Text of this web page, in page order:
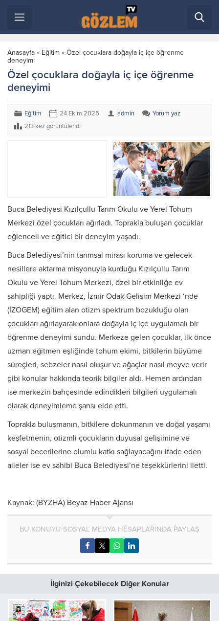
Anasayfa » Eğitim » Özel çocuklara doğayla iç içe öğrenme
deneyimi
Özel çocuklara doğayla iç içe öğrenme
deneyimi
Eğitim 24 Ekim 2025 admin
Yorum yaz
213 kez görüntülendi
Buca Belediyesi Kızılçullu Tarım Okulu ve Yerel Tohum
Merkezi özel çocukları ağırladı. Toprakla buluşan çocuklar
eğlenceli ve eğitici bir deneyim yaşadı.
Buca Belediyesi’nin tarımsal mirası koruma ve gelecek
nesillere aktarma misyonuyla kurduğu Kızılçullu Tarım
Okulu ve Yerel Tohum Merkezi, özel bir etkinliğe ev
sahipliği yaptı. Merkez, İzmir Odak Gelişim Merkezi ‘nde
(İZOGEM) eğitim alan otizm spektrum bozukluğu olan
çocukları ağırlayarak onlara doğayla iç içe uygulamalı bir
öğrenme deneyimi sundu. Merkeze gelen çocuklar, ilk önce
uzman eğitmen eşliğinde tohum ekimi, bitkilerin büyüme
süreçleri, sebzeler nasıl oluşur ve ağaçlar nasıl meyve verir
gibi konular hakkında teorik bilgiler aldı. Hemen ardından
ise merkezin bahçesinde edindikleri bilgileri uygulamalı
olarak deneyimleme şansı elde etti.
Toprakla buluşmanın, bitkilere dokunmanın ve doğal yaşamı
keşfetmenin, otizmli çocukların duyusal gelişimine ve
sosyal becerilerine olumlu katkı sağlayacağını ifade eden
aileler ise ev sahibi Buca Belediyesi’ne teşekkürlerini iletti.
Kaynak: (BYZHA) Beyaz Haber Ajansı
BU KONUYU SOSYAL MEDYA HESAPLARINDA PAYLAŞ
İlginizi Çekebilecek Diğer Konular